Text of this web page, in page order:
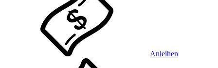
Anleihen